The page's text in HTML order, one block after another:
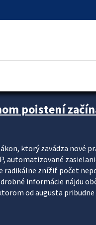
poistení
ktorý zavádza nové
automatizované
radikálne znížiť počet
informácie nájdu
od augusta pribudne